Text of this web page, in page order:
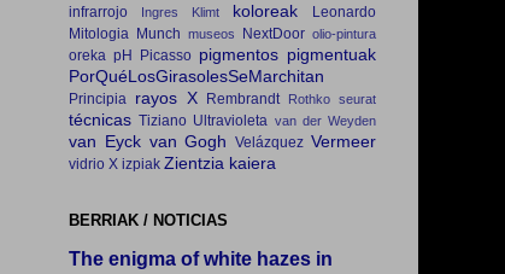
infrarrojo Ingres Klimt koloreak
Leonardo
Mitologia Munch museos NextDoor olio-pintura
oreka pH Picasso pigmentos pigmentuak
PorQuéLosGirasolesSeMarchitan
Principia rayos X Rembrandt Rothko seurat
técnicas Tiziano Ultravioleta van der Weyden
van Eyck van Gogh Velázquez Vermeer
vidrio X izpiak Zientzia kaiera
BERRIAK / NOTICIAS
The enigma of white hazes in